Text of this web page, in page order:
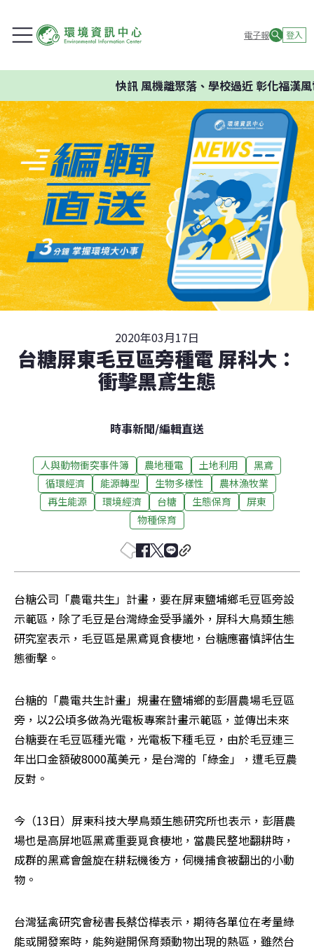
電子報 登入
快訊風機離聚落、學校過近 彰化福漢風
2020年03月17日
台糖屏東毛豆區旁種電 屏科大：
衝擊黑鳶生態
時事新聞/編輯直送
人與動物衝突事件簿 農地種電 土地利用
黑鳶
循環經濟
能源轉型 生物多樣性
農林漁牧業
再生能源
環境經濟 台糖 生態保育
屏東
物種保育
台糖公司「農電共生」計畫，要在屏東鹽埔鄉毛豆區旁設
示範區，除了毛豆是台灣綠金受爭議外，屏科大鳥類生態
研究室表示，毛豆區是黑鳶覓食棲地，台糖應審慎評估生
態衝擊。
台糖的「農電共生計畫」規畫在鹽埔鄉的彭厝農場毛豆區
旁，以2公頃多做為光電板專案計畫示範區，並傳出未來
台糖要在毛豆區種光電，光電板下種毛豆，由於毛豆連三
年出口金額破8000萬美元，是台灣的「綠金」，遭毛豆農
反對。
今（13日）屏東科技大學鳥類生態研究所也表示，彭厝農
場也是高屏地區黑鳶重要覓食棲地，當農民整地翻耕時，
成群的黑鳶會盤旋在耕耘機後方，伺機捕食被翻出的小動
物。
台灣猛禽研究會秘書長蔡岱樺表示，期待各單位在考量綠
能或開發案時，能夠避開保育類動物出現的熱區，雖然台